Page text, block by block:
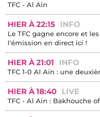
TFC - Al Ain
HIER À 22:15 INFO
Le TFC gagne encore et
l'émission en direct ici !
HIER À 21:01 INFO
TFC 1-0 Al Ain : une
HIER À 18:40 LIVE
TFC - Al Ain : Bakhouche